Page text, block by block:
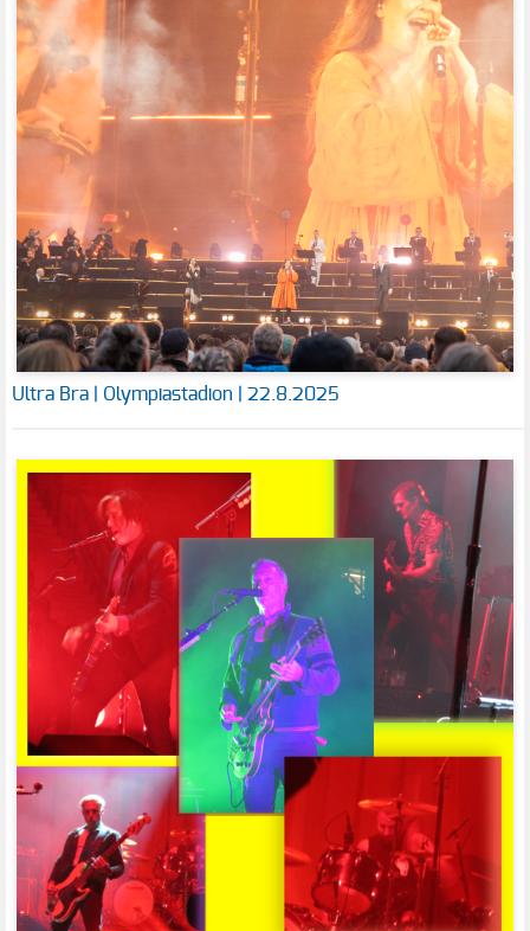
Ultra Bra | Olympiastadion | 22.8.2025